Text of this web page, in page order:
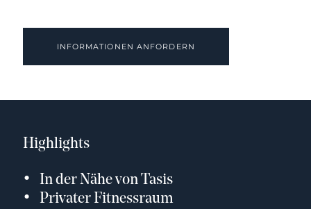
INFORMATIONEN ANFORDERN
Highlights
In der Nähe von Tasis
Privater Fitnessraum